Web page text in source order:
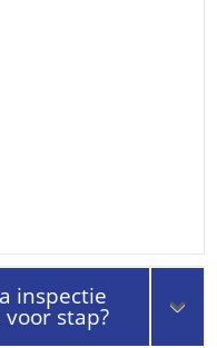
inspectie
stap?